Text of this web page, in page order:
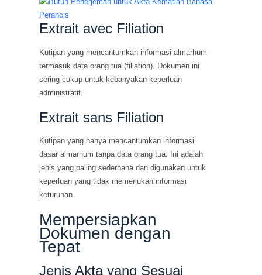
Extrait avec Filiation
Kutipan yang mencantumkan informasi almarhum
termasuk data orang tua (filiation). Dokumen ini
sering cukup untuk kebanyakan keperluan
administratif.
Extrait sans Filiation
Kutipan yang hanya mencantumkan informasi
dasar almarhum tanpa data orang tua. Ini adalah
jenis yang paling sederhana dan digunakan untuk
keperluan yang tidak memerlukan informasi
keturunan.
Mempersiapkan
Dokumen dengan
Tepat
Jenis Akta yang Sesuai